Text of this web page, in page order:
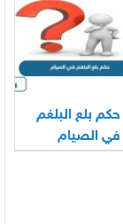
في الشهوة
حكم بلع البلغم
في الصيام